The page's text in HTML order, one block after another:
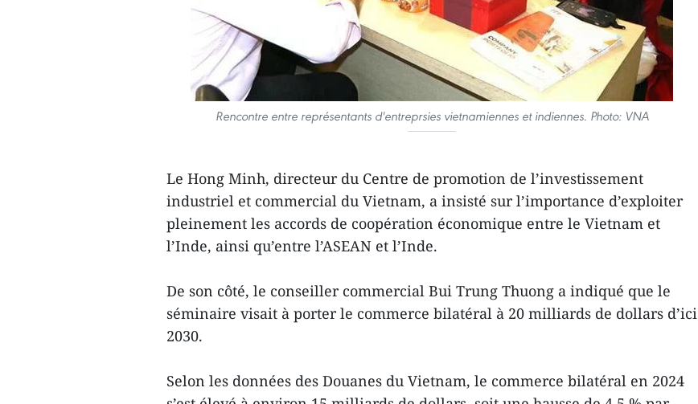
Rencontre entre représentants d'entreprsies vietnamiennes et indiennes. Photo: VNA
Le Hong Minh, directeur du Centre de promotion de l’investissement
industriel et commercial du Vietnam, a insisté sur l’importance d’exploiter
pleinement les accords de coopération économique entre le Vietnam et
l’Inde, ainsi qu’entre l’ASEAN et l’Inde.
De son côté, le conseiller commercial Bui Trung Thuong a indiqué que le
séminaire visait à porter le commerce bilatéral à 20 milliards de dollars d’ici
2030.
Selon les données des Douanes du Vietnam, le commerce bilatéral en 2024